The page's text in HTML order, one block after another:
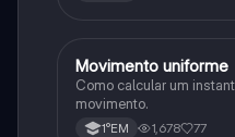
Física
Movimento uniforme
Como calcular um
movimento.
1°EM 1,678 77